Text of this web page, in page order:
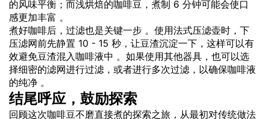
的风味平衡；而浅烘焙的咖啡豆，煮制 6 分钟可能会使口
感更加丰富 。
煮好咖啡后，过滤也是关键一步 。使用法式压滤壶时，下
压滤网前先静置 10 - 15 秒，让豆渣沉淀一下，这样可以有
效避免豆渣混入咖啡液中 。如果使用其他器具，也可以选
择细密的滤网进行过滤，或者进行多次过滤，以确保咖啡液
的纯净 。
结尾呼应，鼓励探索
回顾这次咖啡豆不磨直接煮的探索之旅，从最初对传统做法